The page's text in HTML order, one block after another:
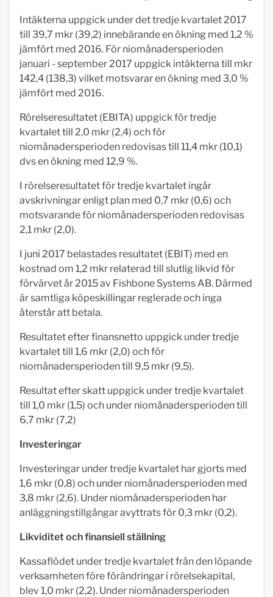
Intäkterna uppgick under det tredje kvartalet 2017
till 39,7 mkr (39,2) innebärande en ökning med 1,2 %
jämfört med 2016. För niomånadersperioden
januari - september 2017 uppgick intäkterna till mkr
142,4 (138,3) vilket motsvarar en ökning med 3,0 %
jämfört med 2016.
Rörelseresultatet (EBITA) uppgick för tredje
kvartalet till 2,0 mkr (2,4) och för
niomånadersperioden redovisas till 11,4 mkr (10,1)
dvs en ökning med 12,9 %.
I rörelseresultatet för tredje kvartalet ingår
avskrivningar enligt plan med 0,7 mkr (0,6) och
motsvarande för niomånadersperioden redovisas
2,1 mkr (2,0).
I juni 2017 belastades resultatet (EBIT) med en
kostnad om 1,2 mkr relaterad till slutlig likvid för
förvärvet år 2015 av Fishbone Systems AB. Därmed
är samtliga köpeskillingar reglerade och inga
återstår att betala.
Resultatet efter finansnetto uppgick under tredje
kvartalet till 1,6 mkr (2,0) och för
niomånadersperioden till 9,5 mkr (9,5).
Resultat efter skatt uppgick under tredje kvartalet
till 1,0 mkr (1,5) och under niomånadersperioden till
6,7 mkr (7,2)
Investeringar
Investeringar under tredje kvartalet har gjorts med
1,6 mkr (0,8) och under niomånadersperioden med
3,8 mkr (2,6). Under niomånadersperioden har
anläggningstillgångar avyttrats för 0,3 mkr (0,2).
Likviditet och finansiell ställning
Kassaflödet under tredje kvartalet från den löpande
verksamheten före förändringar i rörelsekapital,
blev 1,0 mkr (2,2). Under niomånadersperioden